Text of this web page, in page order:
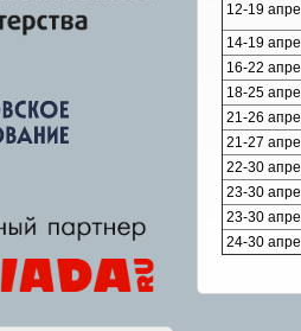
12-19
14-19
16-22
18-25
21-26
21-27
22-30
23-30
23-30
24-30